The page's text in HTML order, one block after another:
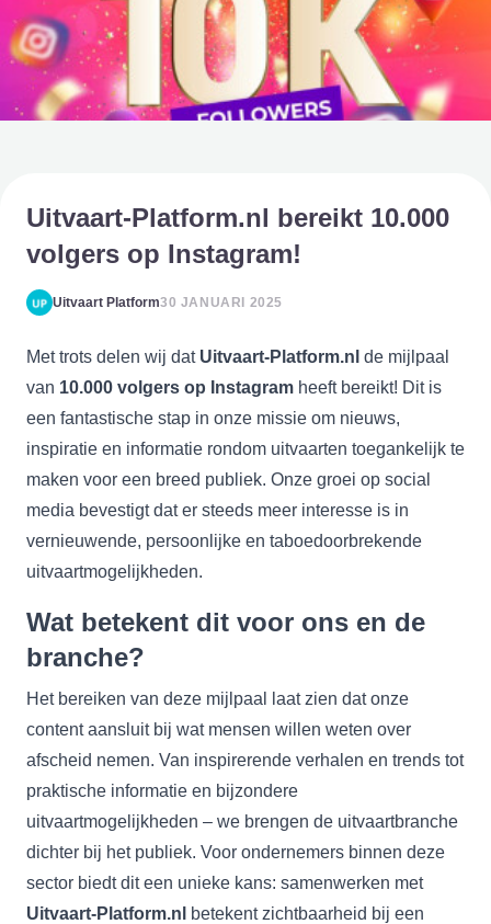
Uitvaart-Platform.nl bereikt 10.000
volgers op Instagram!
Uitvaart Platform30 JANUARI 2025
Met trots delen wij dat Uitvaart-Platform.nl de mijlpaal
van 10.000 volgers op Instagram heeft bereikt! Dit is
een fantastische stap in onze missie om nieuws,
inspiratie en informatie rondom uitvaarten toegankelijk te
maken voor een breed publiek. Onze groei op social
media bevestigt dat er steeds meer interesse is in
vernieuwende, persoonlijke en taboedoorbrekende
uitvaartmogelijkheden.
Wat betekent dit voor ons en de
branche?
Het bereiken van deze mijlpaal laat zien dat onze
content aansluit bij wat mensen willen weten over
afscheid nemen. Van inspirerende verhalen en trends tot
praktische informatie en bijzondere
uitvaartmogelijkheden – we brengen de uitvaartbranche
dichter bij het publiek. Voor ondernemers binnen deze
sector biedt dit een unieke kans: samenwerken met
Uitvaart-Platform.nl
betekent zichtbaarheid bij een